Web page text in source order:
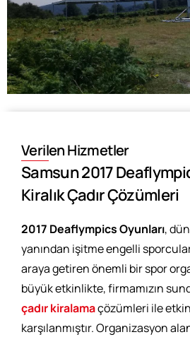
Verilen Hizmetler
Samsun 2017
Kiralık Çadır Çözümleri
2017 Deaflympics Oyunları,
yanından işitme engelli
araya getiren önemli bir spor
büyük etkinlikte, firmamızın
çadır kiralamaçözümleri ile
karşılanmıştır. Organizasyon